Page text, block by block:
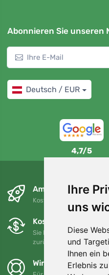
Ihre
uns
Diese
und
Ihnen ein
Erlebnis
Abonnieren Sie unseren
Deutsch / EUR
4,7/5
Am nächsten Tag
Kostenloser Versand für
Kostenloser
Sie können Ihre
zurückgeben oder
Wir unterstützen